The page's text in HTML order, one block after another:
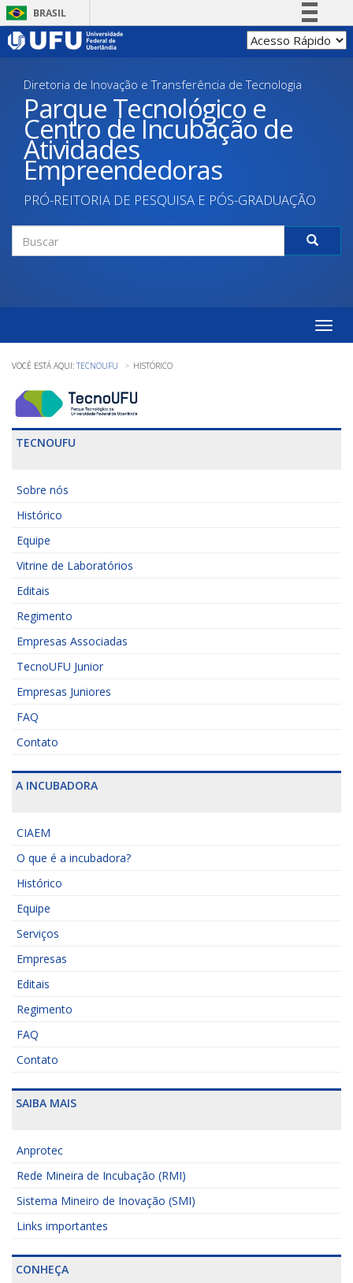
Pular
para
BRASIL
Simplifique!
Participe
Acesso à informação
Legislação
Diretoria de Inovação e Transferência de Tecnologia
Parque Tecnológico e
Centro de Incubação de
Atividades
Empreendedoras
PRÓ-REITORIA DE PESQUISA E PÓS-GRADUAÇÃO
Formulário
de
Toggle
TECNOUFU HISTÓRICO
TECNOUFU
Sobre nós
Histórico
Equipe
Vitrine de Laboratórios
Editais
Regimento
Empresas Associadas
TecnoUFU Junior
Empresas Juniores
FAQ
Contato
A INCUBADORA
CIAEM
O que é a incubadora?
Histórico
Equipe
Serviços
Empresas
Editais
Regimento
FAQ
Contato
SAIBA MAIS
Anprotec
Rede Mineira de Incubação (RMI)
Sistema Mineiro de Inovação (SMI)
Links importantes
CONHEÇA